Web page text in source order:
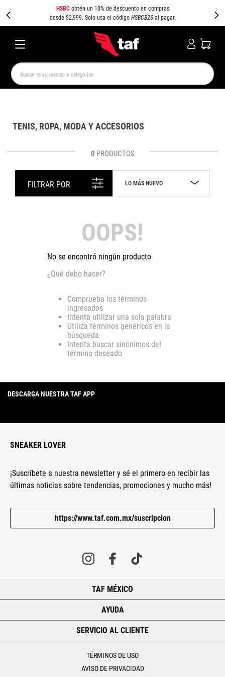
HSBCobtén un 10% de descuento en compras
desde $2,999. Solo usa el código HSBCB2Sal pagar.
Buscar tenis, marcas o categorías
TENIS, ROPA, MODA Y ACCESORIOS
0 PRODUCTOS
FILTRAR POR LO MÁS NUEVO
OOPS!
No se encontró ningún producto
¿Qué debo hacer?
Comprueba los términos
ingresados
Intenta utilizar una sola palabra
Utiliza términos genéricos en la
búsqueda
Intenta buscar sinónimos del
término deseado
DESCARGA NUESTRA TAF APP
SNEAKER LOVER
¡Suscríbete a nuestra newsletter y sé el primero en recibir las
últimas noticias sobre tendencias, promociones y mucho más!
https://www.taf.com.mx/suscripcion
TAF MÉXICO
AYUDA
SERVICIO AL CLIENTE
TÉRMINOS DE USO
AVISO DE PRIVACIDAD
SPEEDCAT JORDAN 1 SPEZIAL